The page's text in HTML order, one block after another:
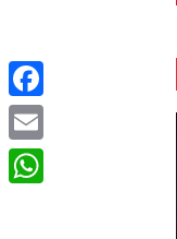
Facebook
Email